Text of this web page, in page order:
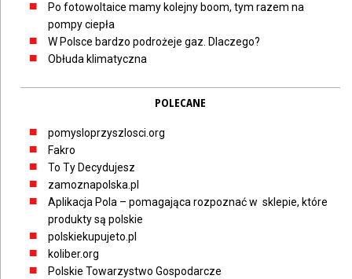
Po fotowoltaice mamy kolejny boom, tym razem na
pompy ciepła
W Polsce bardzo podrożeje gaz. Dlaczego?
Obłuda klimatyczna
POLECANE
pomysloprzyszlosci.org
Fakro
To Ty Decydujesz
zamoznapolska.pl
Aplikacja Pola – pomagająca rozpoznać w sklepie, które
produkty są polskie
polskiekupujeto.pl
koliber.org
Polskie Towarzystwo Gospodarcze